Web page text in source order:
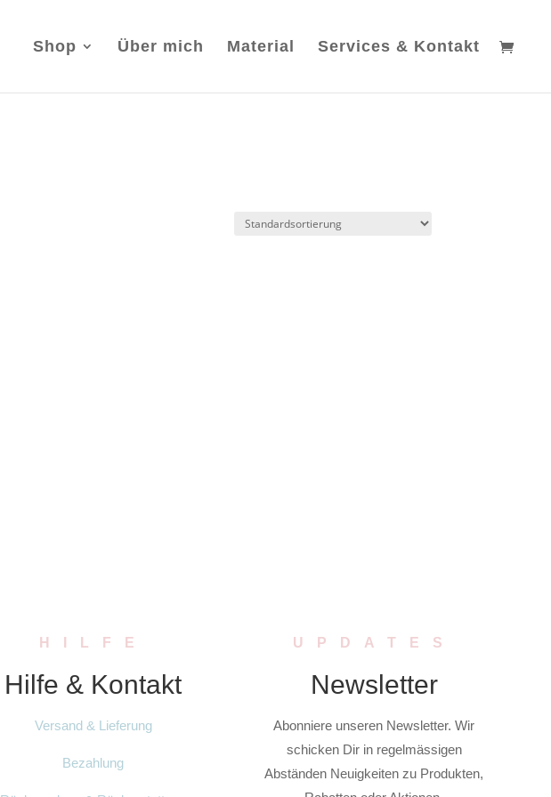
Shop Über mich Material Services & Kontakt
HILFE
Hilfe & Kontakt
Versand & Lieferung
Bezahlung
UPDATES
Newsletter
Abonniere unseren Newsletter. Wir
schicken Dir in regelmässigen
Abständen Neuigkeiten zu Produkten,